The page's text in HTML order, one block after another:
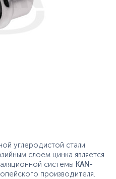
углеродистой стали
слоем цинка является
системы KAN-
производителя.